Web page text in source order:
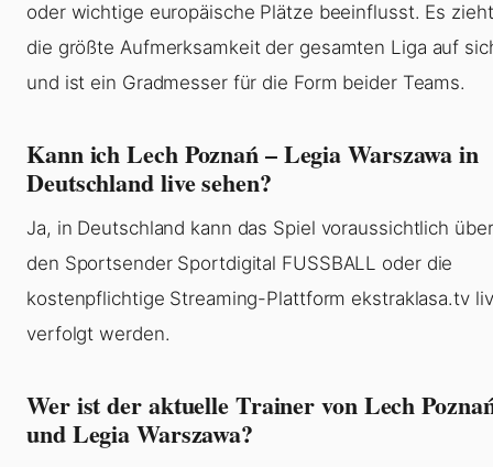
oder wichtige europäische Plätze beeinflusst. Es zieht
die größte Aufmerksamkeit der gesamten Liga auf
und ist ein Gradmesser für die Form beider Teams.
Kann ich Lech Poznań – Legia Warszawa in
Deutschland live sehen?
Ja, in Deutschland kann das Spiel voraussichtlich über
den Sportsender Sportdigital FUSSBALL oder die
kostenpflichtige Streaming-Plattform ekstraklasa.tv
verfolgt werden.
Wer ist der aktuelle Trainer von Lech
und Legia Warszawa?